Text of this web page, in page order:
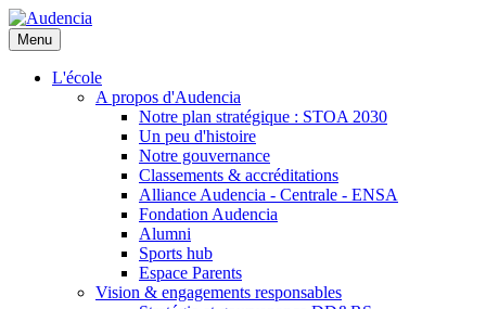
Aller
au
contenu
principal
Menu
L'école
A propos d'Audencia
Notre plan stratégique : STOA 2030
Un peu d'histoire
Notre gouvernance
Classements & accréditations
Alliance Audencia - Centrale - ENSA
Fondation Audencia
Alumni
Sports hub
Espace Parents
Vision & engagements responsables